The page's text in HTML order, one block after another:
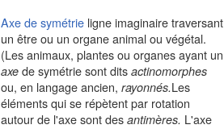
Axe de symétrie ligne imaginaire traversant
un être ou un organe animal ou végétal.
(Les animaux, plantes ou organes ayant un
axede symétrie sont dits actinomorphes
ou, en langage ancien, rayonnés.Les
éléments qui se répètent par rotation
autour de l'axe sont des antimères. L'axe